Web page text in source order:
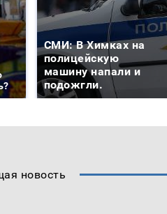
СМИ: В Химках на
полицейскую
машину напали и
подожгли.
новость